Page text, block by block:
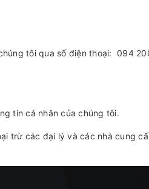
tôi qua số điện thoại: 094
tin cá nhân của chúng tôi.
trừ các đại lý và các nhà cung